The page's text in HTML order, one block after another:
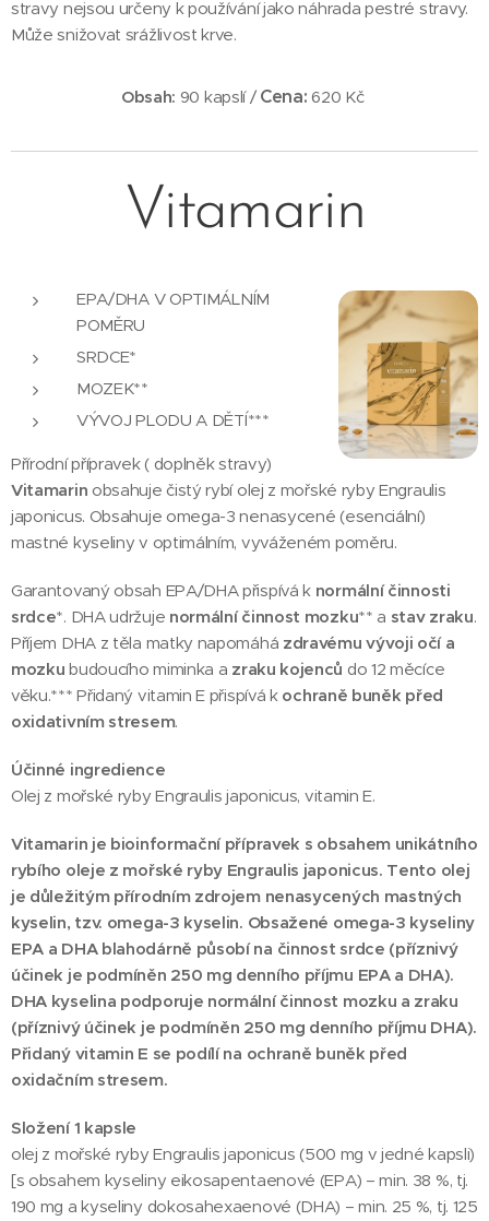
stravy nejsou určeny k používání jako náhrada pestré stravy.
Může snižovat srážlivost krve.
Obsah: 90 kapslí / Cena: 620 Kč
Vitamarin
EPA/DHA V OPTIMÁLNÍM
POMĚRU
SRDCE*
MOZEK**
VÝVOJ PLODU A DĚTÍ***
Přírodní přípravek ( doplněk stravy)
Vitamarin obsahuje čistý rybí olej z mořské ryby Engraulis
japonicus. Obsahuje omega-3 nenasycené (esenciální)
mastné kyseliny v optimálním, vyváženém poměru.
Garantovaný obsah EPA/DHA přispívá k normální činnosti
srdce*. DHA udržuje normální činnost mozku** a stav zraku.
Příjem DHA z těla matky napomáhá zdravému vývoji očí a
mozku budoucího miminka a zraku kojenců do 12 měcíce
věku.*** Přidaný vitamin E přispívá k ochraně buněk před
oxidativním stresem.
Účinné ingredience
Olej z mořské ryby Engraulis japonicus, vitamin E.
Vitamarin je bioinformační přípravek s obsahem unikátního
rybího oleje z mořské ryby Engraulis japonicus. Tento olej
je důležitým přírodním zdrojem nenasycených mastných
kyselin, tzv. omega-3 kyselin. Obsažené omega-3 kyseliny
EPA a DHA blahodárně působí na činnost srdce (příznivý
účinek je podmíněn 250 mg denního příjmu EPA a DHA).
DHA kyselina podporuje normální činnost mozku a zraku
(příznivý účinek je podmíněn 250 mg denního příjmu DHA).
Přidaný vitamin E se podílí na ochraně buněk před
oxidačním stresem.
Složení 1 kapsle
olej z mořské ryby Engraulis japonicus (500 mg v jedné kapsli)
[s obsahem kyseliny eikosapentaenové (EPA) – min. 38 %, tj.
190 mg a kyseliny dokosahexaenové (DHA) – min. 25 %, tj. 125